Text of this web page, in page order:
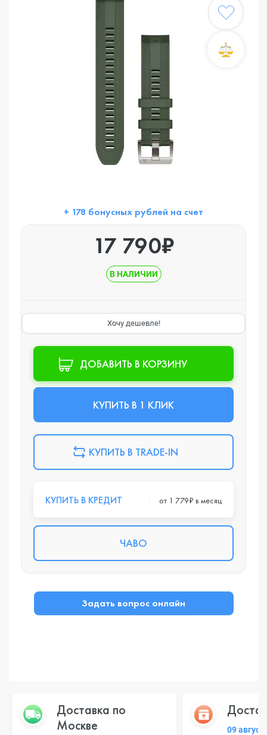
+ 178 бонусных рублей на счет
17 790₽
В НАЛИЧИИ
Хочу дешевле!
ДОБАВИТЬ В КОРЗИНУ
КУПИТЬ В 1 КЛИК
КУПИТЬ В TRADE-IN
КУПИТЬ В КРЕДИТ от 1 779₽ в месяц
ЧАВО
Задать вопрос онлайн
Доставка по
Москве
09